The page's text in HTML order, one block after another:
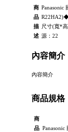
商
品
描
述
Panasonic
尺寸(寬*
源：22
內容簡介
內容簡介
商品規格
商
品